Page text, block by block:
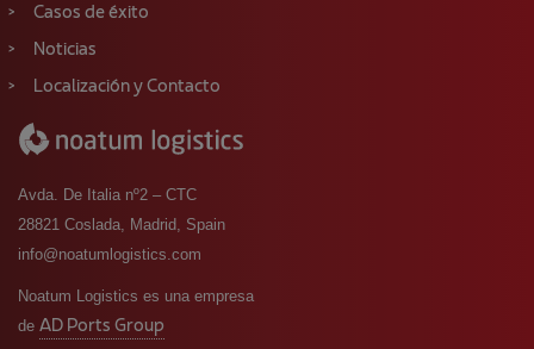
Casos de éxito
Noticias
Localización y Contacto
Avda. De Italia nº2 – CTC
28821 Coslada, Madrid, Spain
info@noatumlogistics.com
Noatum Logistics es una empresa
de AD Ports Group